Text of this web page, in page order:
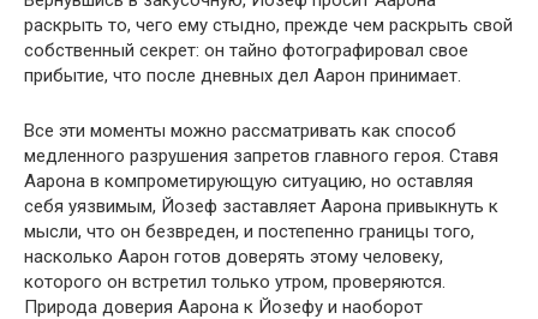
раскрыть то, чего ему стыдно, прежде чем раскрыть свой
собственный секрет: он тайно фотографировал свое
прибытие, что после дневных дел Аарон принимает.
Все эти моменты можно рассматривать как способ
медленного разрушения запретов главного героя. Ставя
Аарона в компрометирующую ситуацию, но оставляя
себя уязвимым, Йозеф заставляет Аарона привыкнуть к
мысли, что он безвреден, и постепенно границы того,
насколько Аарон готов доверять этому человеку,
которого он встретил только утром, проверяются.
Природа доверия Аарона к Йозефу и наоборот